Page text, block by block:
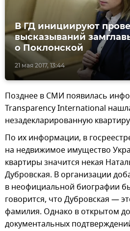
21 мая 2017, 13:44
В ГД инициируют
высказываний
о Поклонской
Позднее в СМИ появилась
Transparency International
незадекларированную
По их информации, в
на недвижимое имущество
квартиры значится некая
Дубровская. В организации
в неофициальной биографии
говорится, что Дубровская —
фамилия. Однако в открытом
документальных